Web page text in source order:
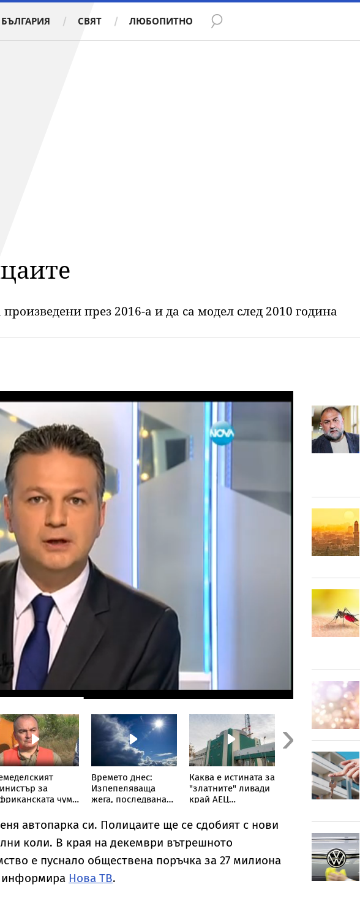
БЪЛГАРИЯ СВЯТ ЛЮБОПИТНО
през 2016-а и да са модел след 2010 година
за
чума
извън
в
е открита
Времето днес:
Изпепеляваща
жега, последвана
градушки
Каква е истината за
"златните" ливади
край АЕЦ
Обвинения между
родители на
новородено и
автопарка си. Полицаите ще се сдобият с нови
коли. В края на декември вътрешното
е пуснало обществена поръчка за 27 милиона
информира Нова ТВ.